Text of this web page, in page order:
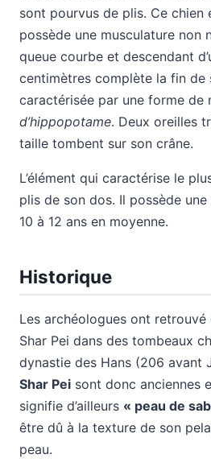
sont pourvus de plis. Ce
possède une musculature non
queue courbe et descendant
centimètres complète la fin de
caractérisée par une forme de
d’hippopotame. Deux oreilles
taille tombent sur son crâne.
L’élément qui caractérise le
plis de son dos. Il possède
10 à 12 ans en moyenne.
Historique
Les archéologues ont
Shar Pei dans des tombeaux
dynastie des Hans (206 avant
Shar Pei sont donc anciennes
signifie d’ailleurs « peau de
être dû à la texture de son
peau.